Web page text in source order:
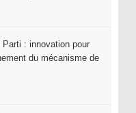
: innovation pour
du mécanisme de